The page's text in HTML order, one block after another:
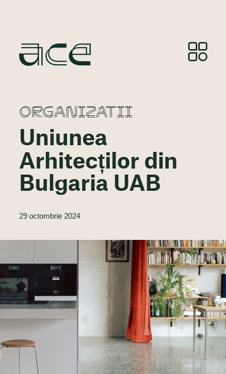
ORGANIZATII
Uniunea
Arhitecților din
Bulgaria UAB
29 octombrie 2024